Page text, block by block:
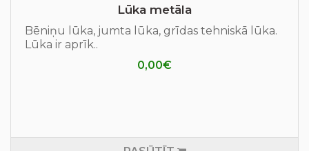
Lūka metāla
Bēniņu lūka, jumta lūka, grīdas tehniskā lūka.
Lūka ir aprīk..
0,00€